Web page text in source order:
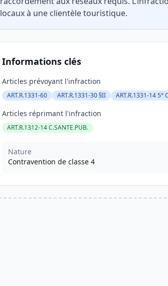
locaux à une clientèle touristique.
Informations clés
Articles prévoyant l'infraction
ART.R.1331-60 ART.R.1331-30 §II ART.R.1331-14 5°
Articles réprimant l'infraction
ART.R.1312-14 C.SANTE.PUB.
Nature
Contravention de classe 4